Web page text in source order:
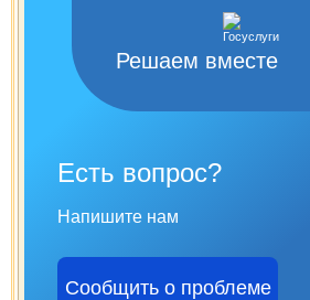
Решаем вместе
Есть вопрос?
Напишите нам
Сообщить о проблеме